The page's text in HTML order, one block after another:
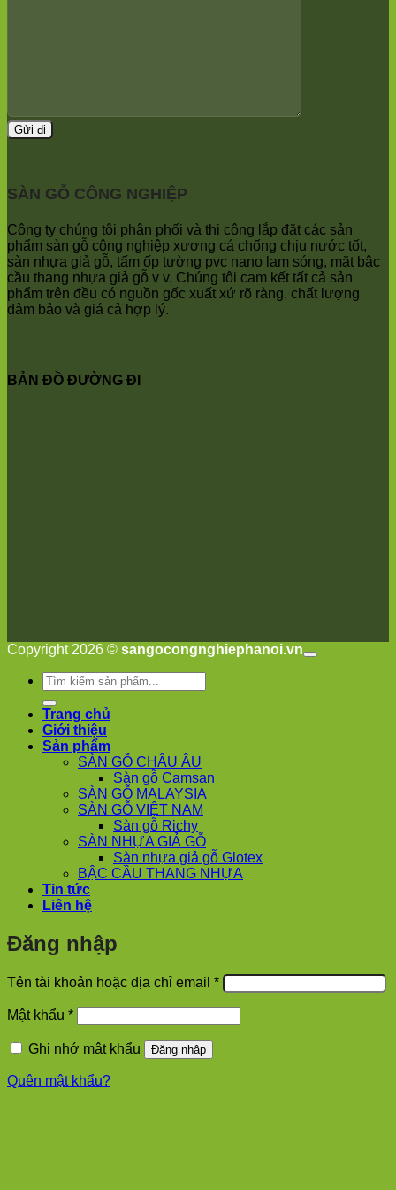
Nội
Giã
Anh
Phú
Ninh
Bình
Quảng
Oai
Vật
Nha
Trang
SÀN GỖ CÔNG NGHIỆP
Công ty chúng tôi phân phối và thi công lắp đặt các sản
phẩm sàn gỗ công nghiệp xương cá chống chịu nước tốt,
sàn nhựa giả gỗ, tấm ốp tường pvc nano lam sóng, mặt bậc
cầu thang nhựa giả gỗ v v. Chúng tôi cam kết tất cả sản
phẩm trên đều có nguồn gốc xuất xứ rõ ràng, chất lượng
đảm bảo và giá cả hợp lý.
BẢN ĐỒ ĐƯỜNG ĐI
Copyright 2026 © sangocongnghiephanoi.vn
Tìm
kiếm:
Trang chủ
Giới thiệu
Sản phẩm
SÀN GỖ CHÂU ÂU
Sàn gỗ Camsan
SÀN GỖ MALAYSIA
SÀN GỖ VIỆT NAM
Sàn gỗ Richy
SÀN NHỰA GIẢ GỖ
Sàn nhựa giả gỗ Glotex
BẬC CẦU THANG NHỰA
Tin tức
Liên hệ
Đăng nhập
Tên tài khoản hoặc địa chỉ email *Bắt
buộc
Mật khẩu *Bắt
buộc
Ghi nhớ mật khẩu
Đăng nhập
Quên mật khẩu?